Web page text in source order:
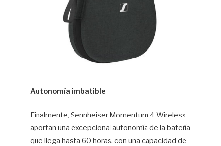
Autonomía imbatible
Finalmente, Sennheiser Momentum 4 Wireless
aportan una excepcional autonomía de la batería
que llega hasta 60 horas, con una capacidad de